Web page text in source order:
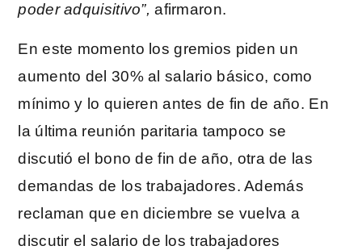
poder adquisitivo”, afirmaron.
En este momento los gremios piden un
aumento del 30% al salario básico, como
mínimo y lo quieren antes de fin de año. En
la última reunión paritaria tampoco se
discutió el bono de fin de año, otra de las
demandas de los trabajadores. Además
reclaman que en diciembre se vuelva a
discutir el salario de los trabajadores